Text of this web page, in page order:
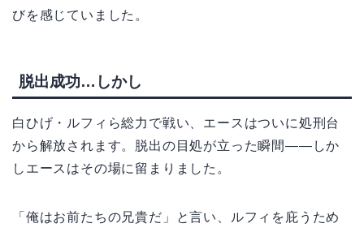
びを感じていました。
脱出成功…しかし
白ひげ・ルフィら総力で戦い、エースはついに処刑台
から解放されます。脱出の目処が立った瞬間——しか
しエースはその場に留まりました。
「俺はお前たちの兄貴だ」と言い、ルフィを庇うため